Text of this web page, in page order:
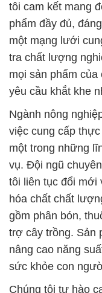
tôi cam kết mang
phẩm đầy đủ,
một mạng lưới
tra chất lượng
mọi sản phẩm
yêu cầu khắt khe
Ngành nông
việc cung cấp
một trong những
vụ. Đội ngũ
tôi liên tục đổi mới
hóa chất chất
gồm phân bón,
trợ cây trồng. Sản
nâng cao năng
sức khỏe con
Chúng tôi tự hào